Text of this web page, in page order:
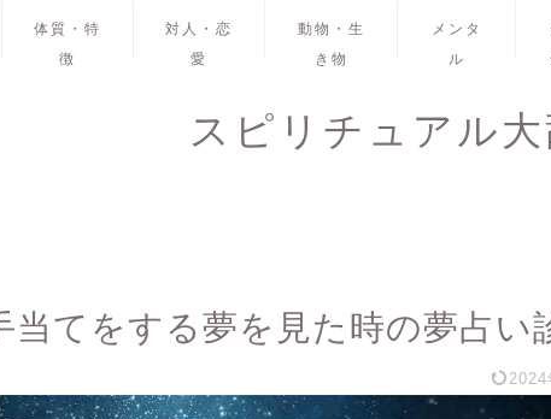
体質・特
徴
対人・恋
愛
動物・生
き物
メンタ
ル
スピリチュアル大
当てをする夢を見た時の夢占い
2024